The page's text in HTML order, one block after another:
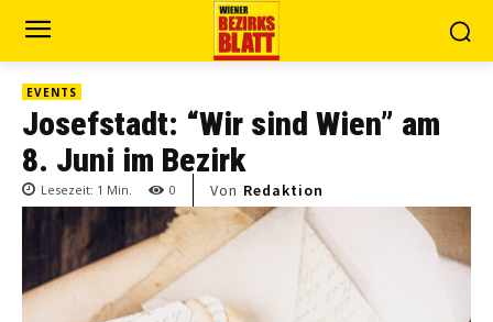
EVENTS
Josefstadt: “Wir sind Wien” am
8. Juni im Bezirk
Lesezeit: 1 Min. 0 Von Redaktion